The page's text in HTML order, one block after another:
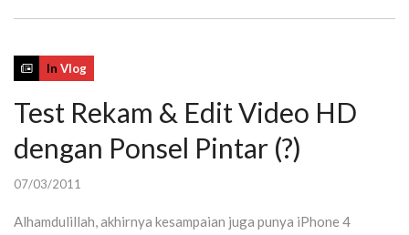
In Vlog
Test Rekam & Edit Video HD
dengan Ponsel Pintar (?)
07/03/2011
Alhamdulillah, akhirnya kesampaian juga punya iPhone 4